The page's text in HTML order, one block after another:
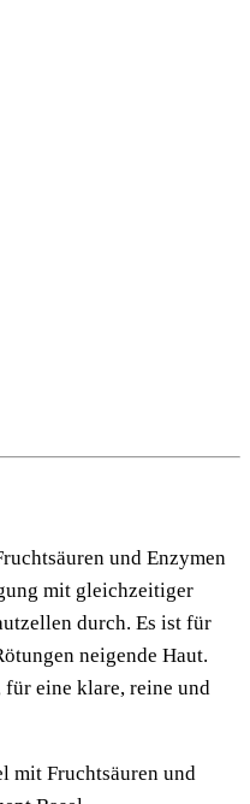
und Enzymen
mit gleichzeitiger
durch. Es ist für
neigende Haut.
eine klare, reine und